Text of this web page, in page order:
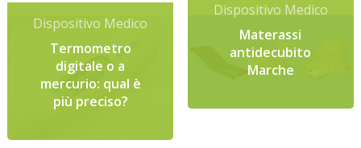
Dispositivo Medico
Termometro
digitale o a
mercurio: qual è
più preciso?
Dispositivo Medico
Materassi
antidecubito
Marche